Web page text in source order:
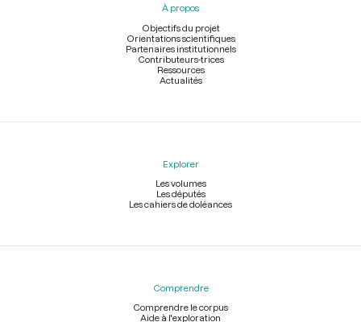
À propos
Objectifs du projet
Orientations scientifiques
Partenaires institutionnels
Contributeurs-trices
Ressources
Actualités
Explorer
Les volumes
Les députés
Les cahiers de doléances
Comprendre
Comprendre le corpus
Aide à l'exploration